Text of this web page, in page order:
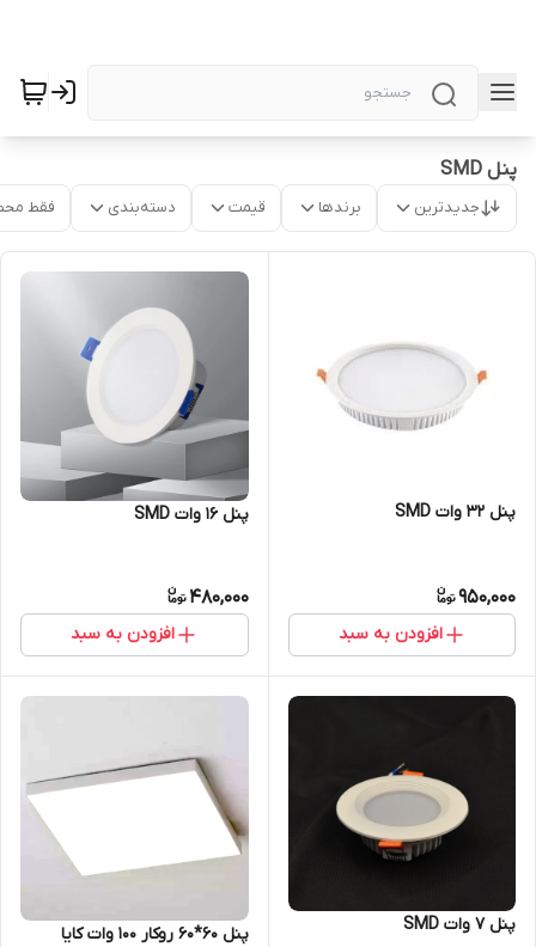
پنل SMD
جدیدترین برندها قیمت دسته‌بندی فقط
پنل 32 وات SMD
950,000
افزودن به سبد
پنل 16 وات SMD
480,000
افزودن به سبد
پنل 7 وات SMD پنل 60*60 روکار 100 وات کایا